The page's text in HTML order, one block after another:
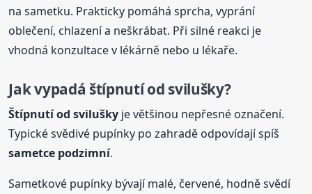
na sametku. Prakticky pomáhá sprcha, vyprání
oblečení, chlazení a neškrábat. Při silné reakci je
vhodná konzultace v lékárně nebo u lékaře.
Jak vypadá štípnutíod svilušky?
Štípnutíod svilušky je většinou nepřesné označení.
Typické svědivé pupínky po zahradě odpovídají spíš
sametce podzimní.
Sametkové pupínky bývají malé, červené, hodně svědí